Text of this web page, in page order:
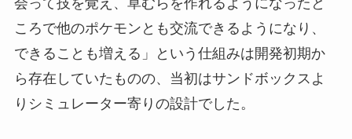
会って技を覚え、草むらを作れるようになったと
ころで他のポケモンとも交流できるようになり、
できることも増える」という仕組みは開発初期か
ら存在していたものの、当初はサンドボックスよ
りシミュレーター寄りの設計でした。